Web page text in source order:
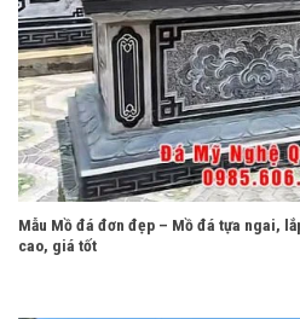
Mẫu Mồ đá đơn đẹp – Mồ đá tựa ngai,
cao, giá tốt